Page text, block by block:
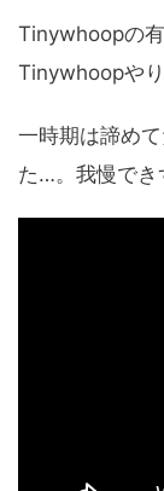
Tinywhoopの
Tinywhoopやり
一時期は諦め
た…。我慢でき